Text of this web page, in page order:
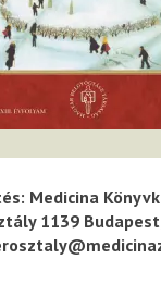
Medicina
1139